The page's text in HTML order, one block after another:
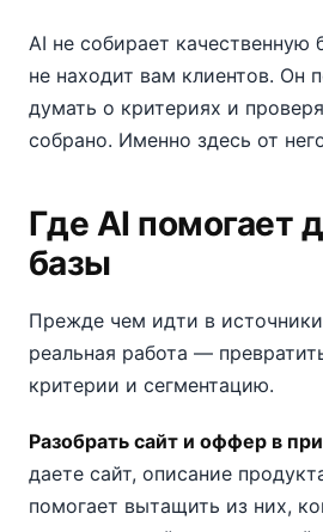
AI не собирает качественную
не находит вам клиентов. Он
думать о критериях и
собрано. Именно здесь от
Где AI помогает
базы
Прежде чем идти в
реальная работа —
критерии и сегментацию.
Разобрать сайт и оффер в
даете сайт, описание
помогает вытащить из них,